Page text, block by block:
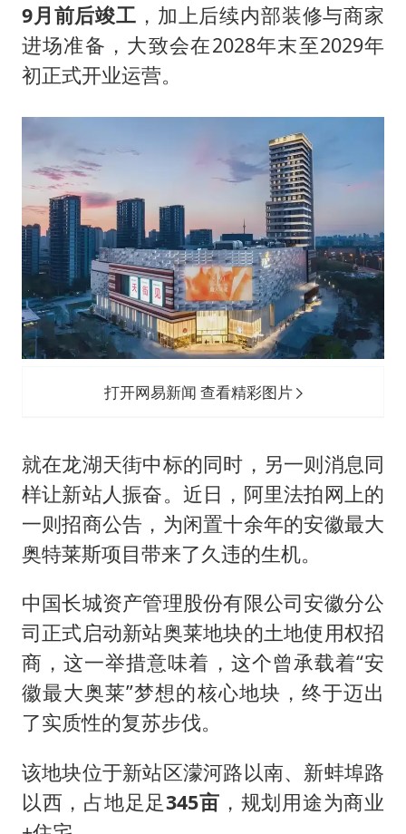
9月前后竣工 ，加上后续内部装修与商家
进场准备，大致会在2028年末至2029年
初正式开业运营。
打开网易新闻 查看精彩图片
就在龙湖天街中标的同时，另一则消息同
样让新站人振奋。近日，阿里法拍网上的
一则招商公告，为闲置十余年的安徽最大
奥特莱斯项目带来了久违的生机。
中国长城资产管理股份有限公司安徽分公
司正式启动新站奥莱地块的土地使用权招
商，这一举措意味着，这个曾承载着“安
徽最大奥莱”梦想的核心地块，终于迈出
了实质性的复苏步伐。
该地块位于新站区濛河路以南、新蚌埠路
以西，占地足足345亩 ，规划用途为商业